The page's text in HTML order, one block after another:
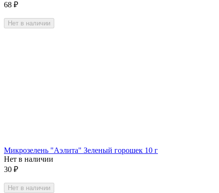
68 ₽
Нет в наличии
Микрозелень "Аэлита" Зеленый горошек 10 г
Нет в наличии
30 ₽
Нет в наличии